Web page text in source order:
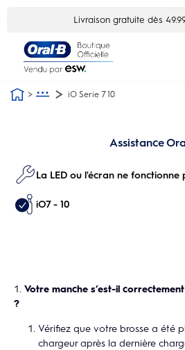
Livraison gratuite dès
iO Serie 7 10
Assistance
La LED ou l'écran ne fonctionne
iO7 - 10
Votre manche s’est-il
?
Vérifiez que votre brosse a été
chargeur après la dernière